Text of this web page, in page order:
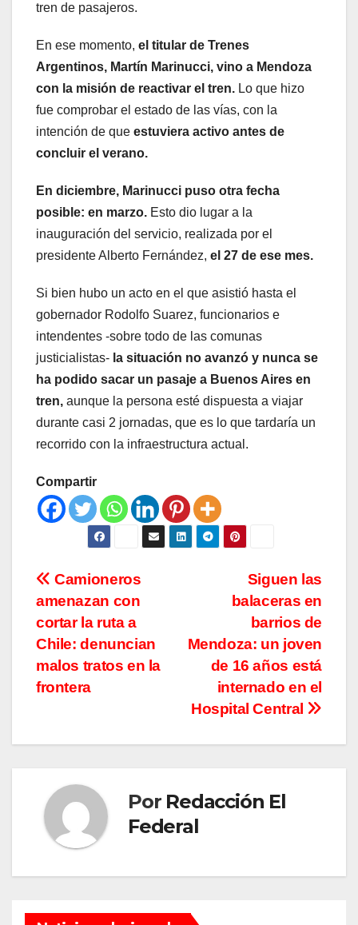
tren de pasajeros.
En ese momento, el titular de Trenes
Argentinos, Martín Marinucci, vino a Mendoza
con la misión de reactivar el tren. Lo que hizo
fue comprobar el estado de las vías, con la
intención de que estuviera activo antes de
concluir el verano.
En diciembre, Marinucci puso otra fecha
posible: en marzo. Esto dio lugar a la
inauguración del servicio, realizada por el
presidente Alberto Fernández, el 27 de ese mes.
Si bien hubo un acto en el que asistió hasta el
gobernador Rodolfo Suarez, funcionarios e
intendentes -sobre todo de las comunas
justicialistas- la situación no avanzó y nunca se
ha podido sacar un pasaje a Buenos Aires en
tren, aunque la persona esté dispuesta a viajar
durante casi 2 jornadas, que es lo que tardaría un
recorrido con la infraestructura actual.
Compartir
Navegación
de
entradas
Siguen las
balaceras en
barrios de
Mendoza: un joven
de 16 años está
internado en el
Hospital Central
Camioneros
amenazan con
cortar la ruta a
Chile: denuncian
malos tratos en la
frontera
Por Redacción El
Federal